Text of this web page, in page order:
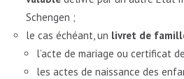
Schengen ;
le cas échéant, un livret de
l’acte de mariage ou certificat
les actes de naissance des